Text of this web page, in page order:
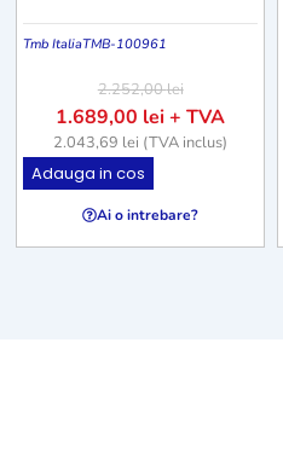
Tmb ItaliaTMB-100961
2.252,00lei
1.689,00 lei+ TVA
2.043,69 lei (TVA inclus)
Adauga in cos
Ai o intrebare?